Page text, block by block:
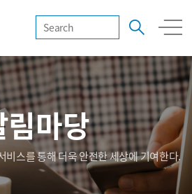
마당
비스를 통해 더욱 안전한 세상에 기여한다.